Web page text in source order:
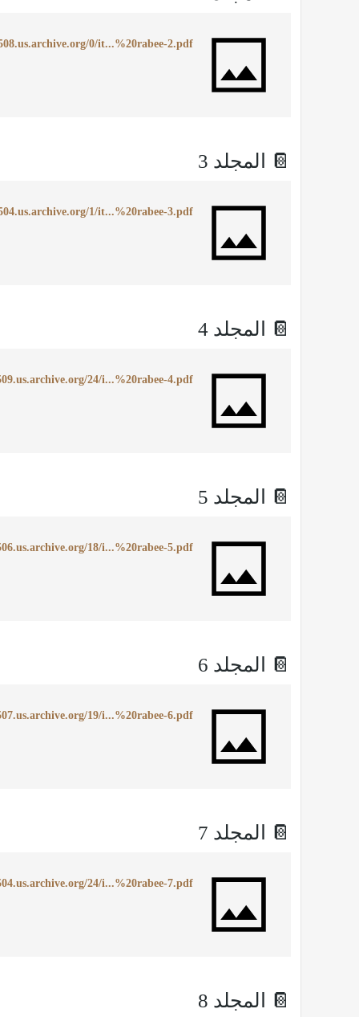
0/it...%20rabee-2.pdf
📔 المجلد 3
1/it...%20rabee-3.pdf
📔 المجلد 4
24/i...%20rabee-4.pdf
📔 المجلد 5
18/i...%20rabee-5.pdf
📔 المجلد 6
19/i...%20rabee-6.pdf
📔 المجلد 7
24/i...%20rabee-7.pdf
📔 المجلد 8